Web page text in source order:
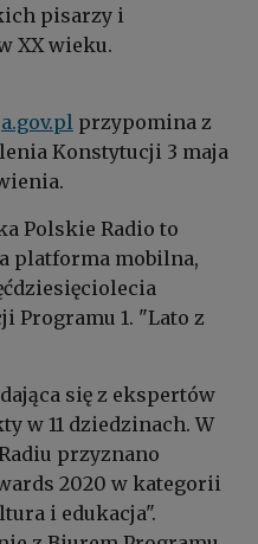
pisarzy i
XX wieku.
przypomina z
Konstytucji 3 maja
Polskie Radio to
platforma mobilna,
Programu 1. "Lato z
się z ekspertów
w 11 dziedzinach. W
przyznano
2020 w kategorii
i edukacja".